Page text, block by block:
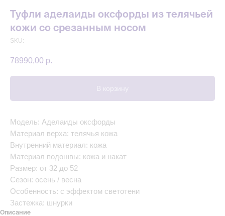
Туфли аделаиды оксфорды из телячьей
кожи со срезанным носом
SKU:
78990,00 р.
В корзину
Модель: Аделаиды оксфорды
Материал верха: телячья кожа
Внутренний материал: кожа
Материал подошвы: кожа и накат
Размер: от 32 до 52
Сезон: осень / весна
Особенность: с эффектом светотени
Застежка: шнурки
Описание